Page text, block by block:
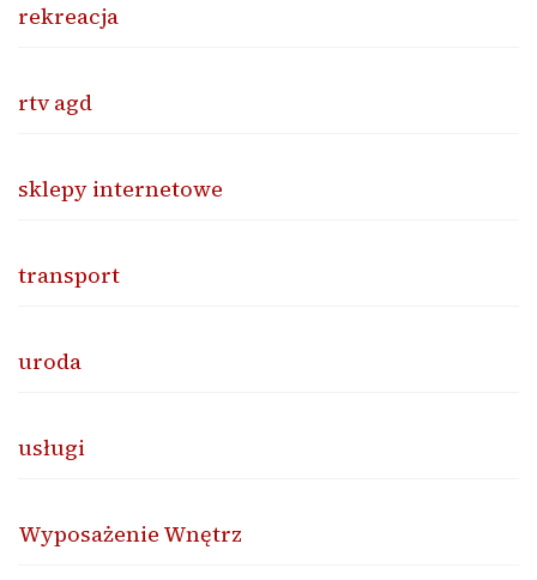
rekreacja
rtv agd
sklepy internetowe
transport
uroda
usługi
Wyposażenie Wnętrz